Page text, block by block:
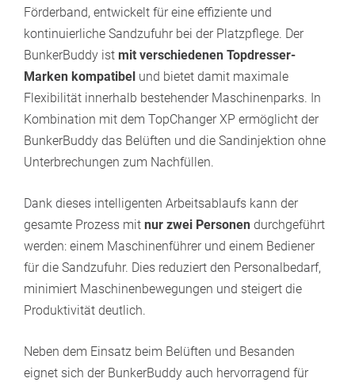
Förderband, entwickelt für eine effiziente und
kontinuierliche Sandzufuhr bei der Platzpflege. Der
BunkerBuddy ist mit verschiedenen Topdresser-
Marken kompatibel und bietet damit maximale
Flexibilität innerhalb bestehender Maschinenparks. In
Kombination mit dem TopChanger XP ermöglicht der
BunkerBuddy das Belüften und die Sandinjektion ohne
Unterbrechungen zum Nachfüllen.
Dank dieses intelligenten Arbeitsablaufs kann der
gesamte Prozess mit nur zwei Personen durchgeführt
werden: einem Maschinenführer und einem Bediener
für die Sandzufuhr. Dies reduziert den Personalbedarf,
minimiert Maschinenbewegungen und steigert die
Produktivität deutlich.
Neben dem Einsatz beim Belüften und Besanden
eignet sich der BunkerBuddy auch hervorragend für